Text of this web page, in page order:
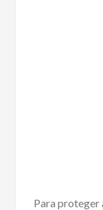
Para proteger